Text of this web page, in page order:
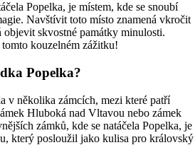
Popelka, je místem, kde se snoubí
Navštívit toto místo znamená vkročit
objevit skvostné památky minulosti.
kouzelném zážitku!
Popelka?
v několika zámcích, mezi které patří
Hluboká nad Vltavou nebo zámek
zámků, kde se natáčela Popelka, je
který posloužil jako kulisa pro královský